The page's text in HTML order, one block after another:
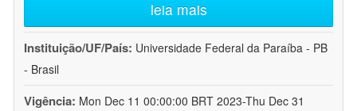
leia mais
Instituição/UF/País: Universidade Federal da Paraíba - PB
- Brasil
Vigência: Mon Dec 11 00:00:00 BRT 2023-Thu Dec 31